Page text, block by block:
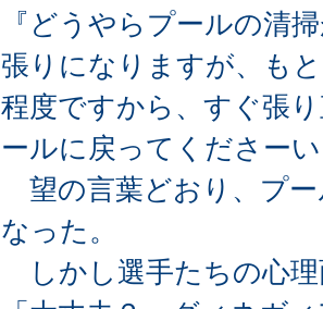
『どうやらプールの清
張りになりますが、も
程度ですから、すぐ張
ールに戻ってくださー
望の言葉どおり、プ
なった。
しかし選手たちの心